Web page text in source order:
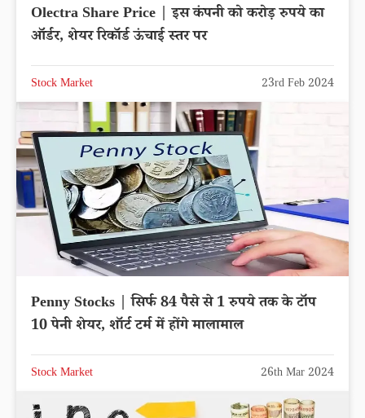
Olectra Share Price | इस कंपनी को करोड़ रुपये का
ऑर्डर, शेयर रिकॉर्ड ऊंचाई स्तर पर
Stock Market 23rd Feb 2024
Penny Stocks | सिर्फ 84 पैसे से 1 रुपये तक के टॉप
10 पेनी शेयर, शॉर्ट टर्म में होंगे मालामाल
Stock Market 26th Mar 2024